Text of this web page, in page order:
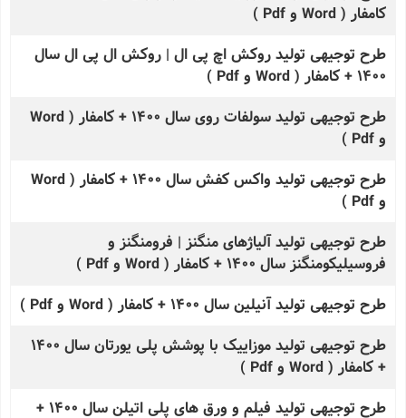
کامفار ( Word و Pdf )
طرح توجیهی تولید روکش اچ پی ال | روکش ال پی ال سال
1400 + کامفار ( Word و Pdf )
طرح توجیهی تولید سولفات روی سال 1400 + کامفار ( Word
و Pdf )
طرح توجیهی تولید واکس کفش سال 1400 + کامفار ( Word
و Pdf )
طرح توجیهی تولید آلیاژهای منگنز | فرومنگنز و
فروسیلیکومنگنز سال 1400 + کامفار ( Word و Pdf )
طرح توجیهی تولید آنیلین سال 1400 + کامفار ( Word و Pdf )
طرح توجیهی تولید موزاییک با پوشش پلی یورتان سال 1400
+ کامفار ( Word و Pdf )
طرح توجیهی تولید فیلم و ورق های پلی اتیلن سال 1400 +